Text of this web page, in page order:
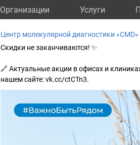
Организации Услуги
Центр молекулярной диагностики «CMD»
Скидки не заканчиваются! ✨
🔗 Актуальные акции в офисах и
нашем сайте: vk.cc/ctCTn3.